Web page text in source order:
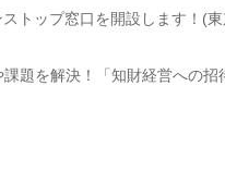
トップ窓口を開設します！(
題を解決！「知財経営への